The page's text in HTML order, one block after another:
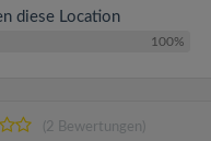
diese Location
100%
(2 Bewertungen)